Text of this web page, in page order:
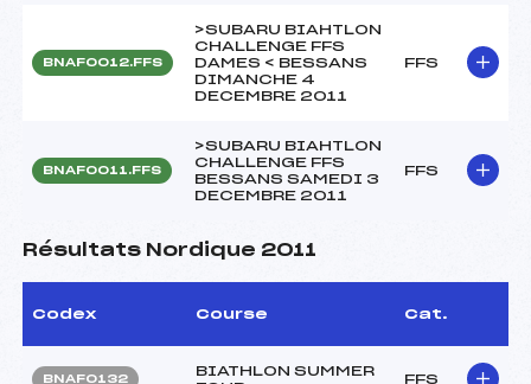
BNAF0012.FFS
>SUBARU BIAHTLON
CHALLENGE FFS
DAMES < BESSANS
DIMANCHE 4
DECEMBRE 2011
FFS
BNAF0011.FFS
>SUBARU BIAHTLON
CHALLENGE FFS
BESSANS SAMEDI 3
DECEMBRE 2011
FFS
Résultats Nordique 2011
Codex Course Cat.
BNAF0132
BIATHLON SUMMER
FFS